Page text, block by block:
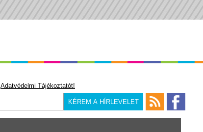
Adatvédelmi Tájékoztatót!